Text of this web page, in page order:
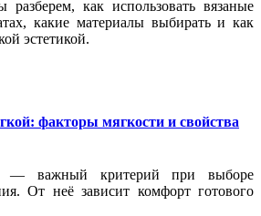
как использовать вязаные
какие материалы выбирать и как
эстетикой.
факторы мягкости и свойства
— важный критерий при выборе
От неё зависит комфорт готового